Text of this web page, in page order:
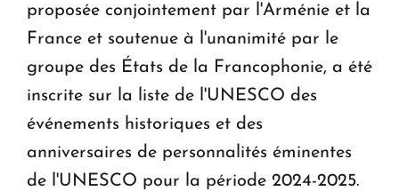
proposée conjointement par l'Arménie et la
France et soutenue à l'unanimité par le
groupe des États de la Francophonie, a été
inscrite sur la liste de l'UNESCO des
événements historiques et des
anniversaires de personnalités éminentes
de l'UNESCO pour la période 2024-2025.